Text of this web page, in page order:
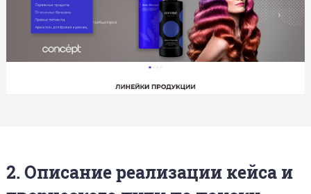
2. Описание реализации кейса и